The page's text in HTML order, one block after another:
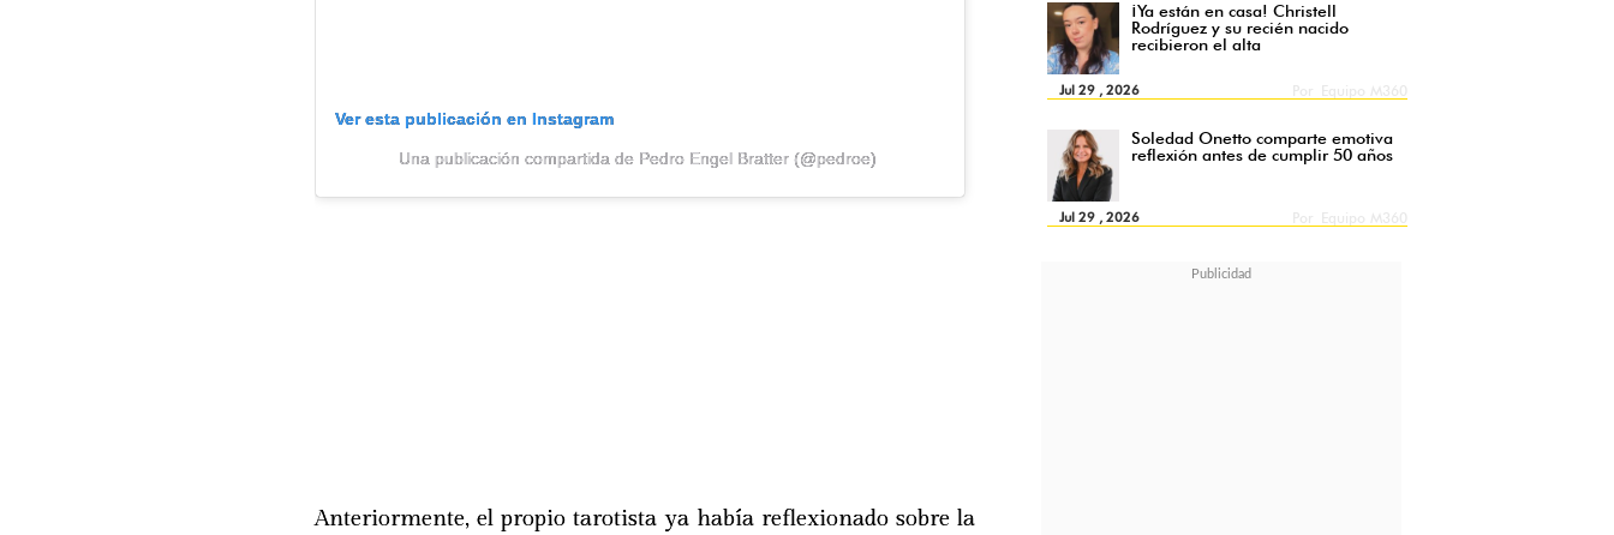
¡Ya están en casa! Christell
Rodríguez y su recién nacido
recibieron el alta
Jul 29 , 2026
Soledad Onetto comparte emotiva
reflexión antes de cumplir 50 años
Jul 29 , 2026
Ver esta publicación en Instagram
Una publicación compartida de Pedro Engel Bratter (@pedroe)
Anteriormente, el propio tarotista ya había reflexionado sobre la